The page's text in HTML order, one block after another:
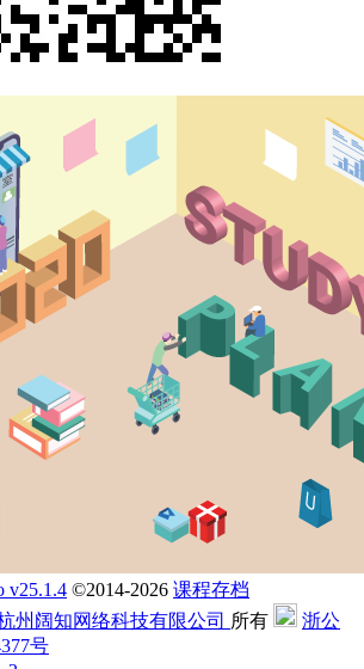
v25.1.4 ©2014-2026 课程存档
州阔知网络科技有限公司 所有
浙公
号